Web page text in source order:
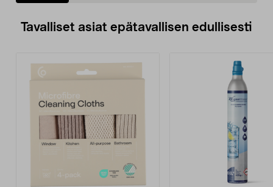
Tavalliset asiat epätavallisen edullisesti